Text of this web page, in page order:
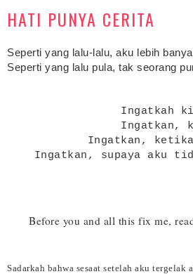
HATI PUNYA CERITA
Seperti yang lalu-lalu, aku lebih
Seperti yang lalu pula, tak seorang
Ingatkah
Ingatkan,
Ingatkan,
Ingatkan, supaya aku
Before you and all this fix me,
Sadarkah bahwa sesaat setelah aku tergelak